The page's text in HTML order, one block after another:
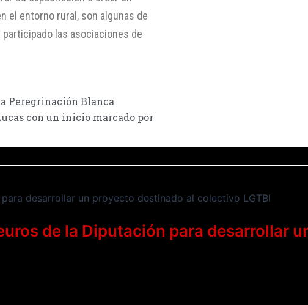
el entorno rural, son algunas de
participado las asociaciones de
Peregrinación Blanca
con un inicio marcado por
de la Diputación para desarrollar